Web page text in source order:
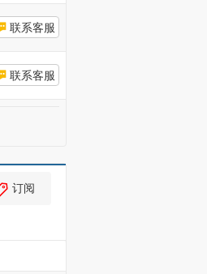
联系客服
联系客服
订阅